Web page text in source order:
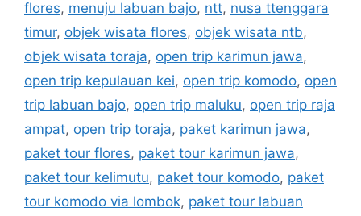
flores, menuju labuan bajo, ntt, nusa ttenggara
timur, objek wisata flores, objek wisata ntb,
objek wisata toraja, open trip karimun jawa,
open trip kepulauan kei, open trip komodo, open
trip labuan bajo, open trip maluku, open trip raja
ampat, open trip toraja, paket karimun jawa,
paket tour flores, paket tour karimun jawa,
paket tour kelimutu, paket tour komodo, paket
tour komodo via lombok, paket tour labuan